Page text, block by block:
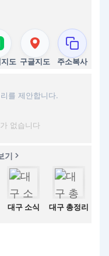
도 구글지도 주소복사
를 제안합니다.
없습니다
기
대구 소식 대구 총정리